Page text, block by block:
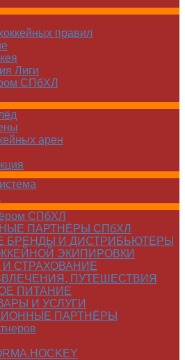
правил
Лиги
СПбХЛ
арен
СПбХЛ
ПАРТНЁРЫ СПбХЛ
БРЕНДЫ И ДИСТРИБЬЮТЕРЫ
ЭКИПИРОВКИ
СТРАХОВАНИЕ
ПУТЕШЕСТВИЯ
ПИТАНИЕ
И УСЛУГИ
ПАРТНЁРЫ